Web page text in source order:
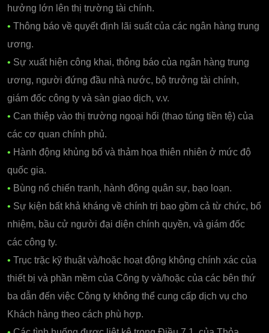
hưởng lớn lên thị trường tài chính.
• Thông báo về quyết định lãi suất của các ngân hàng trung
ương.
• Sự xuất hiện công khai, thông báo của ngân hàng trung
ương, người đứng đầu nhà nước, bộ trưởng tài chính,
giám đốc công ty và sàn giao dịch, v.v.
• Can thiệp vào thị trường ngoại hối (thao túng tiền tệ) của
các cơ quan chính phủ.
• Hành động khủng bố và thảm họa thiên nhiên ở mức độ
quốc gia.
• Bùng nổ chiến tranh, hành động quân sự, bạo loạn.
• Sự kiện bất khả kháng về chính trị bao gồm cả từ chức, bổ
nhiệm, bầu cử người đại diện chính quyền, và giám đốc
các công ty.
• Trục trặc kỹ thuật và/hoặc hoạt động không chính xác của
thiết bị và phần mềm của Công ty và/hoặc của các bên thứ
ba dẫn đến việc Công ty không thể cung cấp dịch vụ cho
Khách hàng theo cách phù hợp.